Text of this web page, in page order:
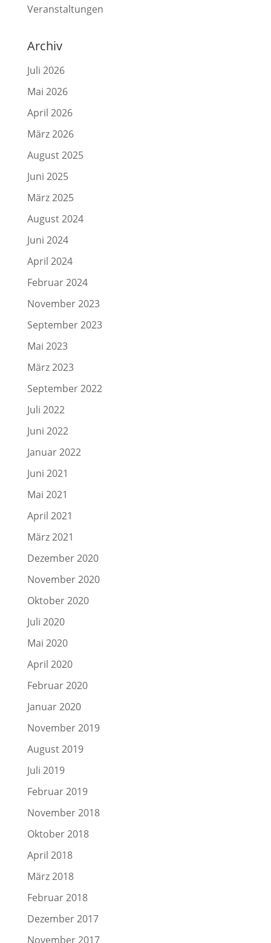
Veranstaltungen
Archiv
Juli 2026
Mai 2026
April 2026
März 2026
August 2025
Juni 2025
März 2025
August 2024
Juni 2024
April 2024
Februar 2024
November 2023
September 2023
Mai 2023
März 2023
September 2022
Juli 2022
Juni 2022
Januar 2022
Juni 2021
Mai 2021
April 2021
März 2021
Dezember 2020
November 2020
Oktober 2020
Juli 2020
Mai 2020
April 2020
Februar 2020
Januar 2020
November 2019
August 2019
Juli 2019
Februar 2019
November 2018
Oktober 2018
April 2018
März 2018
Februar 2018
Dezember 2017
November 2017